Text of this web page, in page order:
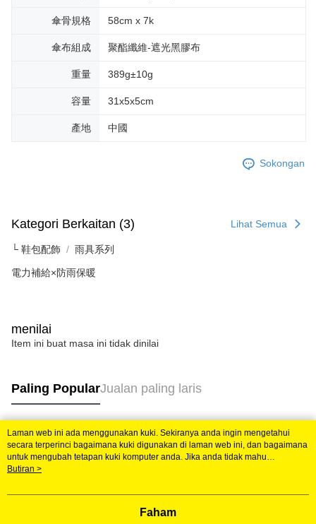
傘骨規格 58cm x 7k
傘布組成 聚酯纖維-遮光黑膠布
重量 389g±10g
容量 31x5x5cm
產地 中國
Sokongan
Kategori Berkaitan (3) Lihat Semua
└ 鞋包配飾 雨具系列
電力補給×防雨保暖
menilai
Item ini buat masa ini tidak dinilai
Paling PopularJualan paling laris
Tag Popular
Laman web ini ada menggunakan kuki. Sekiranya anda ingin mengetahui
secara terperinci bagaimana kuki digunakan di laman web ini, dan bagaimana
untuk mengubah tetapan kuki komputer anda. Jika anda tidak mahu
menggunakan kuki di komputer anda, sila rujuk penerangan mengenai kuki.
mengetahui secara terperinci bagaimana kuki digunakan di laman web ini,
mahu menggunakan kuki di komputer anda, sila rujuk penerangan mengenai
Butiran >
Faham